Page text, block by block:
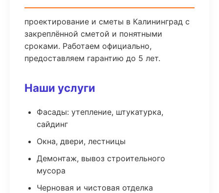
проектирование и сметы в Калининград с
закреплённой сметой и понятными
сроками. Работаем официально,
предоставляем гарантию до 5 лет.
Наши услуги
Фасады: утепление, штукатурка,
сайдинг
Окна, двери, лестницы
Демонтаж, вывоз строительного
мусора
Черновая и чистовая отделка